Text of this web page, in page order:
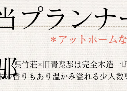
＊アットホーム
呉竹荘×旧青葉邸は完全木造一
の香りもあり温かみ溢れる少人数
プランナ